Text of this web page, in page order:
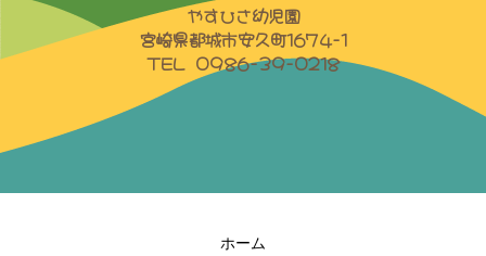
やすひさ幼児園
宮崎県都城市安久町1674-1
TEL 0986-39-0218
ホーム